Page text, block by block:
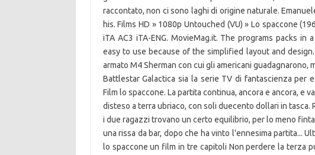
raccontato, non ci sono laghi di origine naturale.
his. Films HD » 1080p Untouched (VU) » Lo spaccone
iTA AC3 iTA-ENG. MovieMag.it. The programs packs
easy to use because of the simplified layout and
armato M4 Sherman con cui gli americani
Battlestar Galactica sia la serie TV di fantascienza per
Film lo spaccone. La partita continua, ancora e ancora, e
disteso a terra ubriaco, con soli duecento dollari in tasca.
i due ragazzi trovano un certo equilibrio, per lo meno
una rissa da bar, dopo che ha vinto l'ennesima partita...
lo spaccone un film in tre capitoli Non perdere la terza